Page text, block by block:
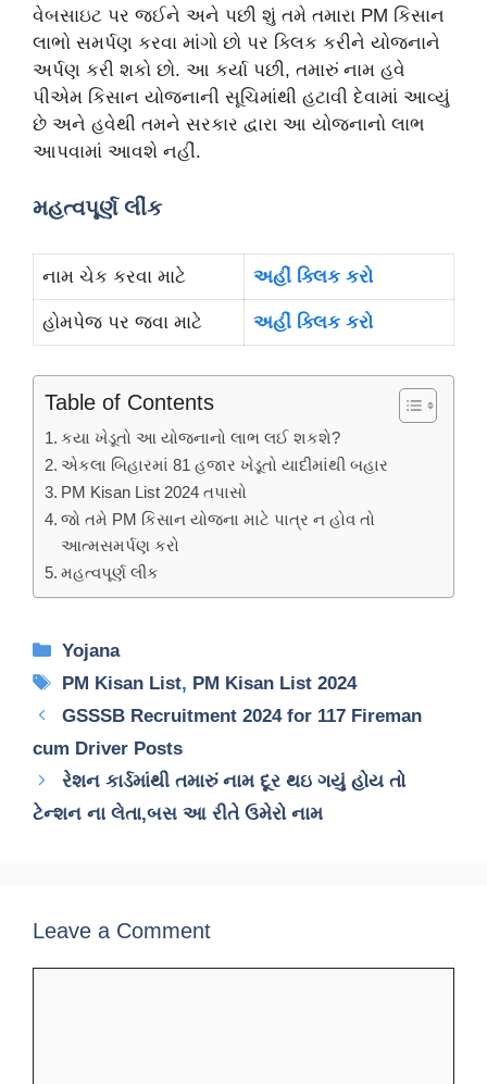
વેબસાઇટ પર જઈને અને પછી શું તમે તમારા PM કિસાન
લાભો સમર્પણ કરવા માંગો છો પર ક્લિક કરીને યોજનાને
અર્પણ કરી શકો છો. આ કર્યા પછી, તમારું નામ હવે
પીએમ કિસાન યોજનાની સૂચિમાંથી હટાવી દેવામાં આવ્યું
છે અને હવેથી તમને સરકાર દ્વારા આ યોજનાનો લાભ
આપવામાં આવશે નહીં.
મહત્વપૂર્ણ લીંક
નામ ચેક કરવા માટે અહીં ક્લિક કરો
હોમપેજ પર જવા માટે અહીં ક્લિક કરો
Table of Contents
કયા ખેડૂતો આ યોજનાનો લાભ લઈ શકશે?
એકલા બિહારમાં 81 હજાર ખેડૂતો યાદીમાંથી બહાર
PM Kisan List 2024 તપાસો
જો તમે PM કિસાન યોજના માટે પાત્ર ન હોવ તો
આત્મસમર્પણ કરો
મહત્વપૂર્ણ લીંક
Categories
Yojana
Tags
PM Kisan List, PM Kisan List 2024
GSSSB Recruitment 2024 for 117 Fireman
cum Driver Posts
રેશન કાર્ડમાંથી તમારું નામ દૂર થઇ ગયું હોય તો
ટેન્શન ના લેતા,બસ આ રીતે ઉમેરો નામ
Leave a Comment